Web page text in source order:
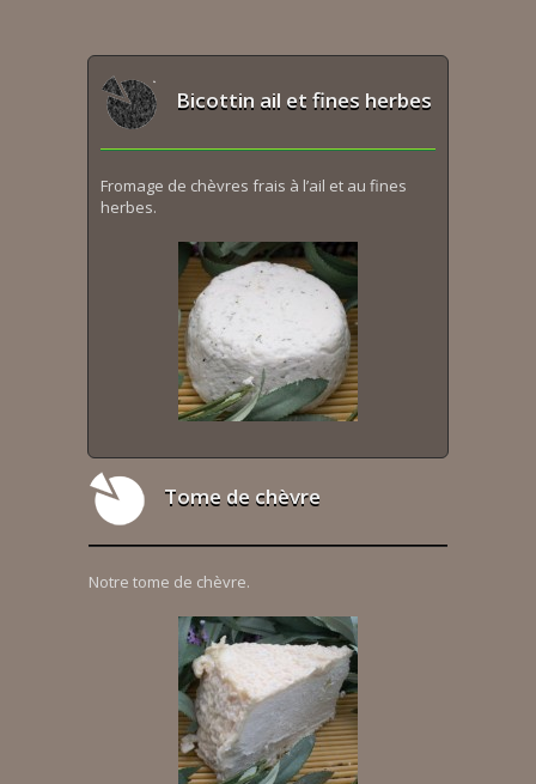
Bicottin ail et fines herbes
Fromage de chèvres frais à l’ail et au fines
herbes.
Tome de chèvre
Notre tome de chèvre.